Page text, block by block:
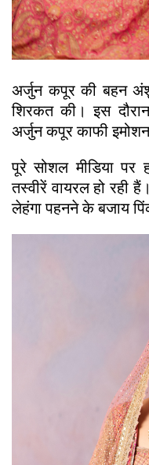
अर्जुन कपूर की बहन
शिरकत की। इस
अर्जुन कपूर काफी
पूरे सोशल मीडिया
तस्वीरें वायरल हो रही
लेहंगा पहनने के बजाय